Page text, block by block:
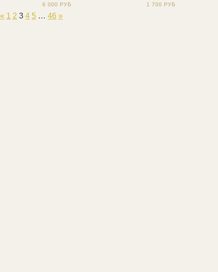
[Л.]: Радуга; Лит.
«Печать», 1930.
6 000 РУБ
М.: ГИДЛ, 1958.
1 700 РУБ
« 1 2 3 4 5 … 46 »